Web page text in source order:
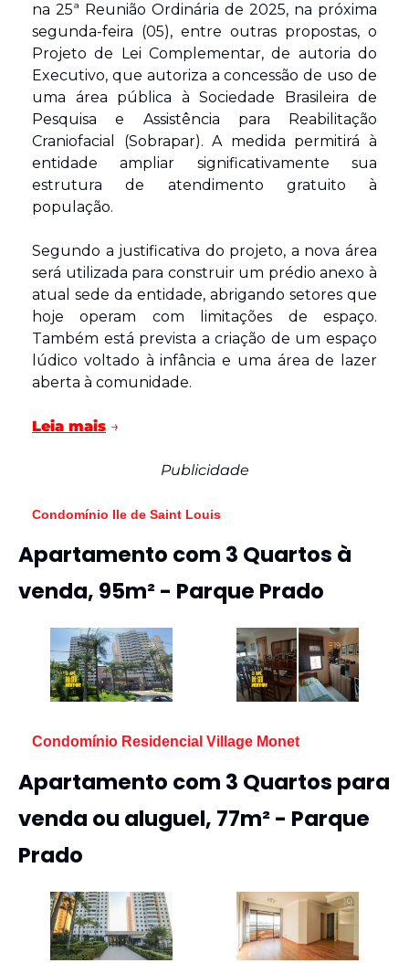
na 25ª Reunião Ordinária de 2025, na próxima
segunda-feira (05), entre outras propostas, o
Projeto de Lei Complementar, de autoria do
Executivo, que autoriza a concessão de uso de
uma área pública à Sociedade Brasileira de
Pesquisa e Assistência para Reabilitação
Craniofacial (Sobrapar). A medida permitirá à
entidade ampliar significativamente sua
estrutura de atendimento gratuito à
população.
Segundo a justificativa do projeto, a nova área
será utilizada para construir um prédio anexo à
atual sede da entidade, abrigando setores que
hoje operam com limitações de espaço.
Também está prevista a criação de um espaço
lúdico voltado à infância e uma área de lazer
aberta à comunidade.
Leia mais →
Publicidade
Condomínio Ile de Saint Louis
Apartamento com 3 Quartos à
venda, 95m² - Parque Prado
Condomínio Residencial Village Monet
Apartamento com 3 Quartos para
venda ou aluguel, 77m² - Parque
Prado